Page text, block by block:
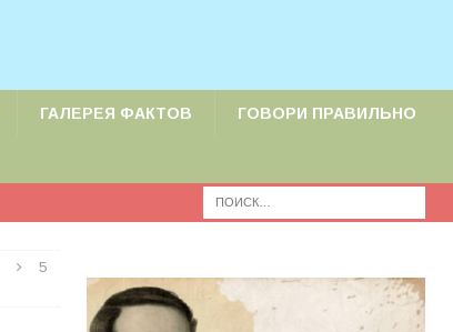
ГАЛЕРЕЯ ФАКТОВ ГОВОРИ ПРАВИЛЬНО
5